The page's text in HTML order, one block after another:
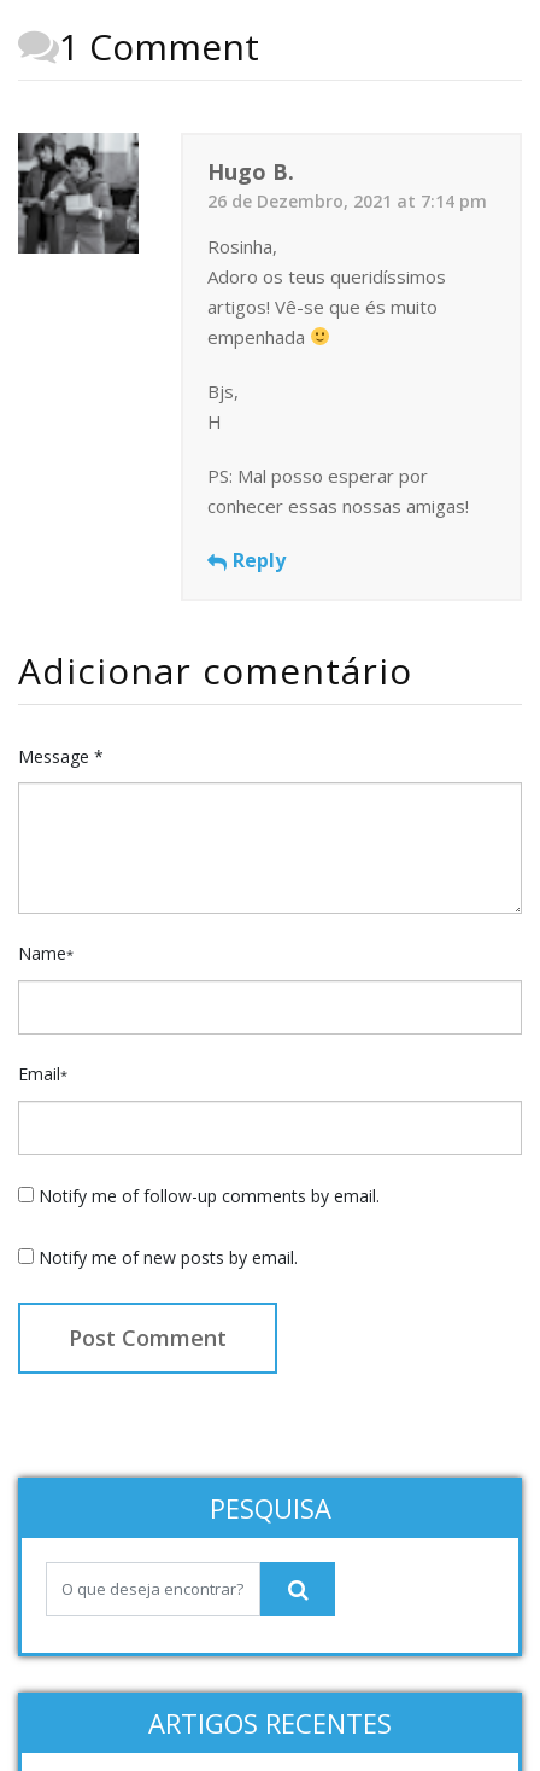
1 Comment
Hugo B.
26 de Dezembro, 2021 at 7:14 pm
Rosinha,
Adoro os teus queridíssimos
artigos! Vê-se que és muito
empenhada
Bjs,
H
PS: Mal posso esperar por
conhecer essas nossas amigas!
Reply
Adicionar comentário
Message *
Name*
Email*
Notify me of follow-up comments by email.
Notify me of new posts by email.
PESQUISA
ARTIGOS RECENTES